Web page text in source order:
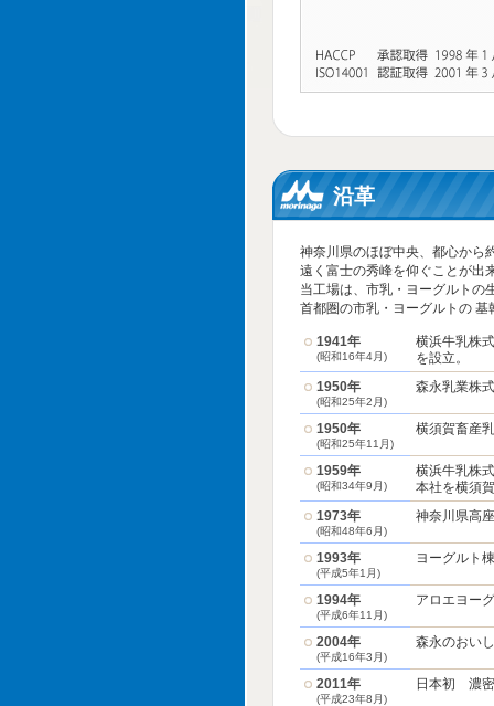
沿革
神奈川県のほぼ中央、都心から
遠く富士の秀峰を仰ぐことが出
当工場は、市乳・ヨーグルトの
首都圏の市乳・ヨーグルトの
1941年
(昭和16年4月)
横浜牛乳株
を設立。
1950年
(昭和25年2月)
森永乳業株
1950年
(昭和25年11月)
横須賀畜産
1959年
(昭和34年9月)
横浜牛乳株
本社を横須
1973年
(昭和48年6月)
神奈川県高
1993年
(平成5年1月)
ヨーグルト
1994年
(平成6年11月)
アロエヨー
2004年
(平成16年3月)
森永のおい
2011年
(平成23年8月)
日本初 濃密